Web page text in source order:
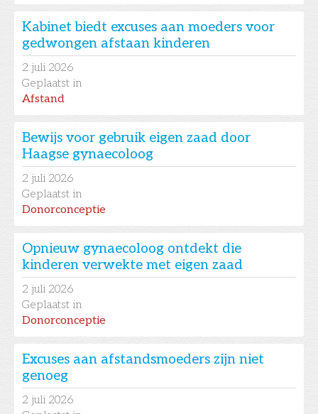
Kabinet biedt excuses aan moeders voor
gedwongen afstaan kinderen
2 juli 2026
Geplaatst in
Afstand
Bewijs voor gebruik eigen zaad door
Haagse gynaecoloog
2 juli 2026
Geplaatst in
Donorconceptie
Opnieuw gynaecoloog ontdekt die
kinderen verwekte met eigen zaad
2 juli 2026
Geplaatst in
Donorconceptie
Excuses aan afstandsmoeders zijn niet
genoeg
2 juli 2026